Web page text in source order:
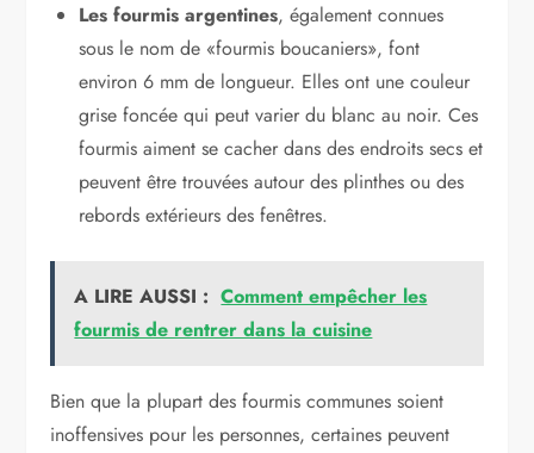
Les fourmis argentines, également connues
sous le nom de «fourmis boucaniers», font
environ 6 mm de longueur. Elles ont une couleur
grise foncée qui peut varier du blanc au noir. Ces
fourmis aiment se cacher dans des endroits secs et
peuvent être trouvées autour des plinthes ou des
rebords extérieurs des fenêtres.
A LIRE AUSSI : Comment empêcher les
fourmis de rentrer dans la cuisine
Bien que la plupart des fourmis communes soient
inoffensives pour les personnes, certaines peuvent